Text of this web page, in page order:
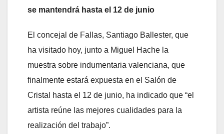
se mantendrá hasta el 12 de junio
El concejal de Fallas, Santiago Ballester, que
ha visitado hoy, junto a Miguel Hache la
muestra sobre indumentaria valenciana, que
finalmente estará expuesta en el Salón de
Cristal hasta el 12 de junio, ha indicado que “el
artista reúne las mejores cualidades para la
realización del trabajo”.